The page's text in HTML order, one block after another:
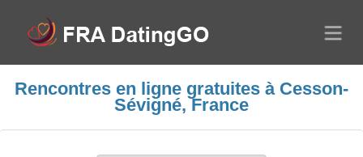
Rencontres en ligne gratuites à Cesson-
Sévigné, France